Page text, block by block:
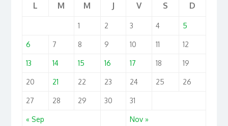
L M M J V S D
« Sep Nov »
1 2 3 4 5
6 7 8 9 10 11 12
13 14 15 16 17 18 19
20 21 22 23 24 25 26
27 28 29 30 31